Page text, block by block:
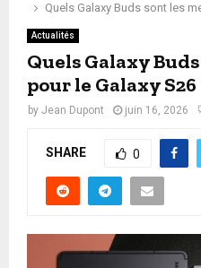
Quels Galaxy Buds sont les
Actualités
Quels Galaxy
pour le Galaxy
by Jean Dupont juin 16, 2026
SHARE 0